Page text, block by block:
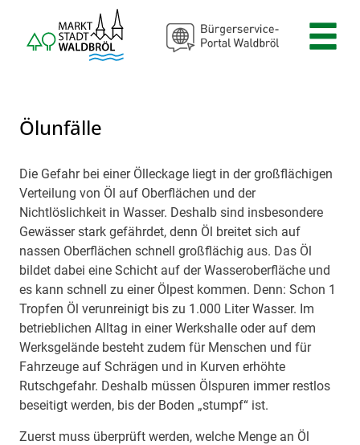
Zum Hauptinhalt springen
Ölunfälle
Beschreibung
Die Gefahr bei einer Ölleckage liegt in der großflächigen
Verteilung von Öl auf Oberflächen und der
Nichtlöslichkeit in Wasser. Deshalb sind insbesondere
Gewässer stark gefährdet, denn Öl breitet sich auf
nassen Oberflächen schnell großflächig aus. Das Öl
bildet dabei eine Schicht auf der Wasseroberfläche und
es kann schnell zu einer Ölpest kommen. Denn: Schon 1
Tropfen Öl verunreinigt bis zu 1.000 Liter Wasser. Im
betrieblichen Alltag in einer Werkshalle oder auf dem
Werksgelände besteht zudem für Menschen und für
Fahrzeuge auf Schrägen und in Kurven erhöhte
Rutschgefahr. Deshalb müssen Ölspuren immer restlos
beseitigt werden, bis der Boden „stumpf“ ist.
Zuerst muss überprüft werden, welche Menge an Öl